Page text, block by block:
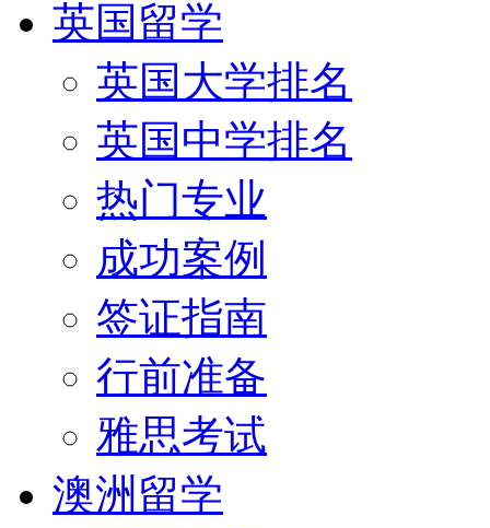
英国留学
英国大学排名
英国中学排名
热门专业
成功案例
签证指南
行前准备
雅思考试
澳洲留学